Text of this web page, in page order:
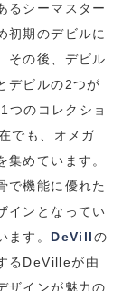
るシーマスター
初期のデビルに
その後、デビル
デビルの2つが
つのコレクショ
でも、オメガ
めています。
で機能に優れた
インとなってい
す。 DeVillの
るDeVilleが由
ザインが魅力の